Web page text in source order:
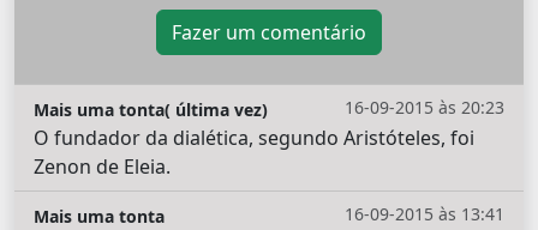
Fazer um comentário
16-09-2015 às 20:23
Mais uma tonta( última vez)
O fundador da dialética, segundo Aristóteles, foi
Zenon de Eleia.
16-09-2015 às 13:41
Mais uma tonta